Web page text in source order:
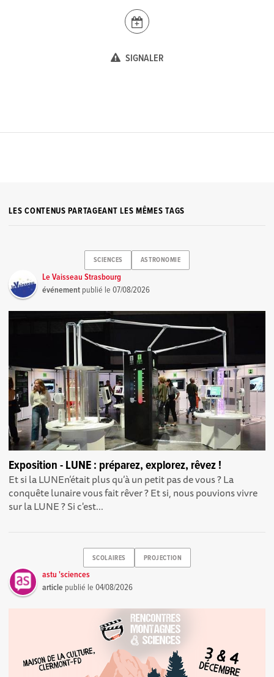
SIGNALER
LES CONTENUS PARTAGEANT LES MÊMES TAGS
SCIENCES ASTRONOMIE
Le Vaisseau Strasbourg
événement publié le07/08/2026
Exposition - LUNE : préparez, explorez, rêvez !
Et si la LUNEn’était plus qu’à un petit pas de vous ? La
conquête lunaire vous fait rêver ? Et si, nous pouvions vivre
sur la LUNE ? Si c'est...
SCOLAIRES PROJECTION
astu 'sciences
article publié le04/08/2026